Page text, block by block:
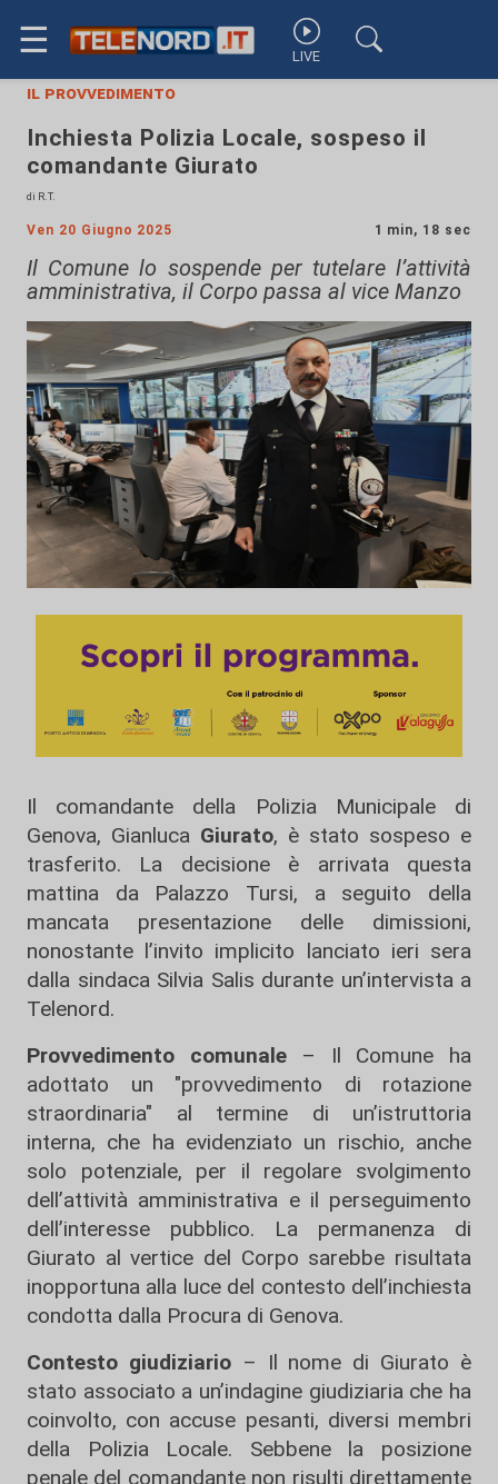
☰ LIVE
il provvedimento
Inchiesta Polizia Locale, sospeso il
comandante Giurato
di R.T.
Ven 20 Giugno 2025 1 min, 18 sec
Il Comune lo sospende per tutelare l’attività
amministrativa, il Corpo passa al vice Manzo
Il comandante della Polizia Municipale di
Genova, Gianluca Giurato, è stato sospeso e
trasferito. La decisione è arrivata questa
mattina da Palazzo Tursi, a seguito della
mancata presentazione delle dimissioni,
nonostante l’invito implicito lanciato ieri sera
dalla sindaca Silvia Salis durante un’intervista a
Telenord.
Provvedimento comunale– Il Comune ha
adottato un "provvedimento di rotazione
straordinaria" al termine di un’istruttoria
interna, che ha evidenziato un rischio, anche
solo potenziale, per il regolare svolgimento
dell’attività amministrativa e il perseguimento
dell’interesse pubblico. La permanenza di
Giurato al vertice del Corpo sarebbe risultata
inopportuna alla luce del contesto dell’inchiesta
condotta dalla Procura di Genova.
Contesto giudiziario– Il nome di Giurato è
stato associato a un’indagine giudiziaria che ha
coinvolto, con accuse pesanti, diversi membri
della Polizia Locale. Sebbene la posizione
penale del comandante non risulti direttamente